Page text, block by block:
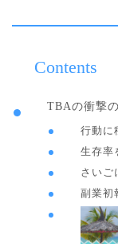
Contents
TBAの衝撃
行動に
生存率
さいご
副業初